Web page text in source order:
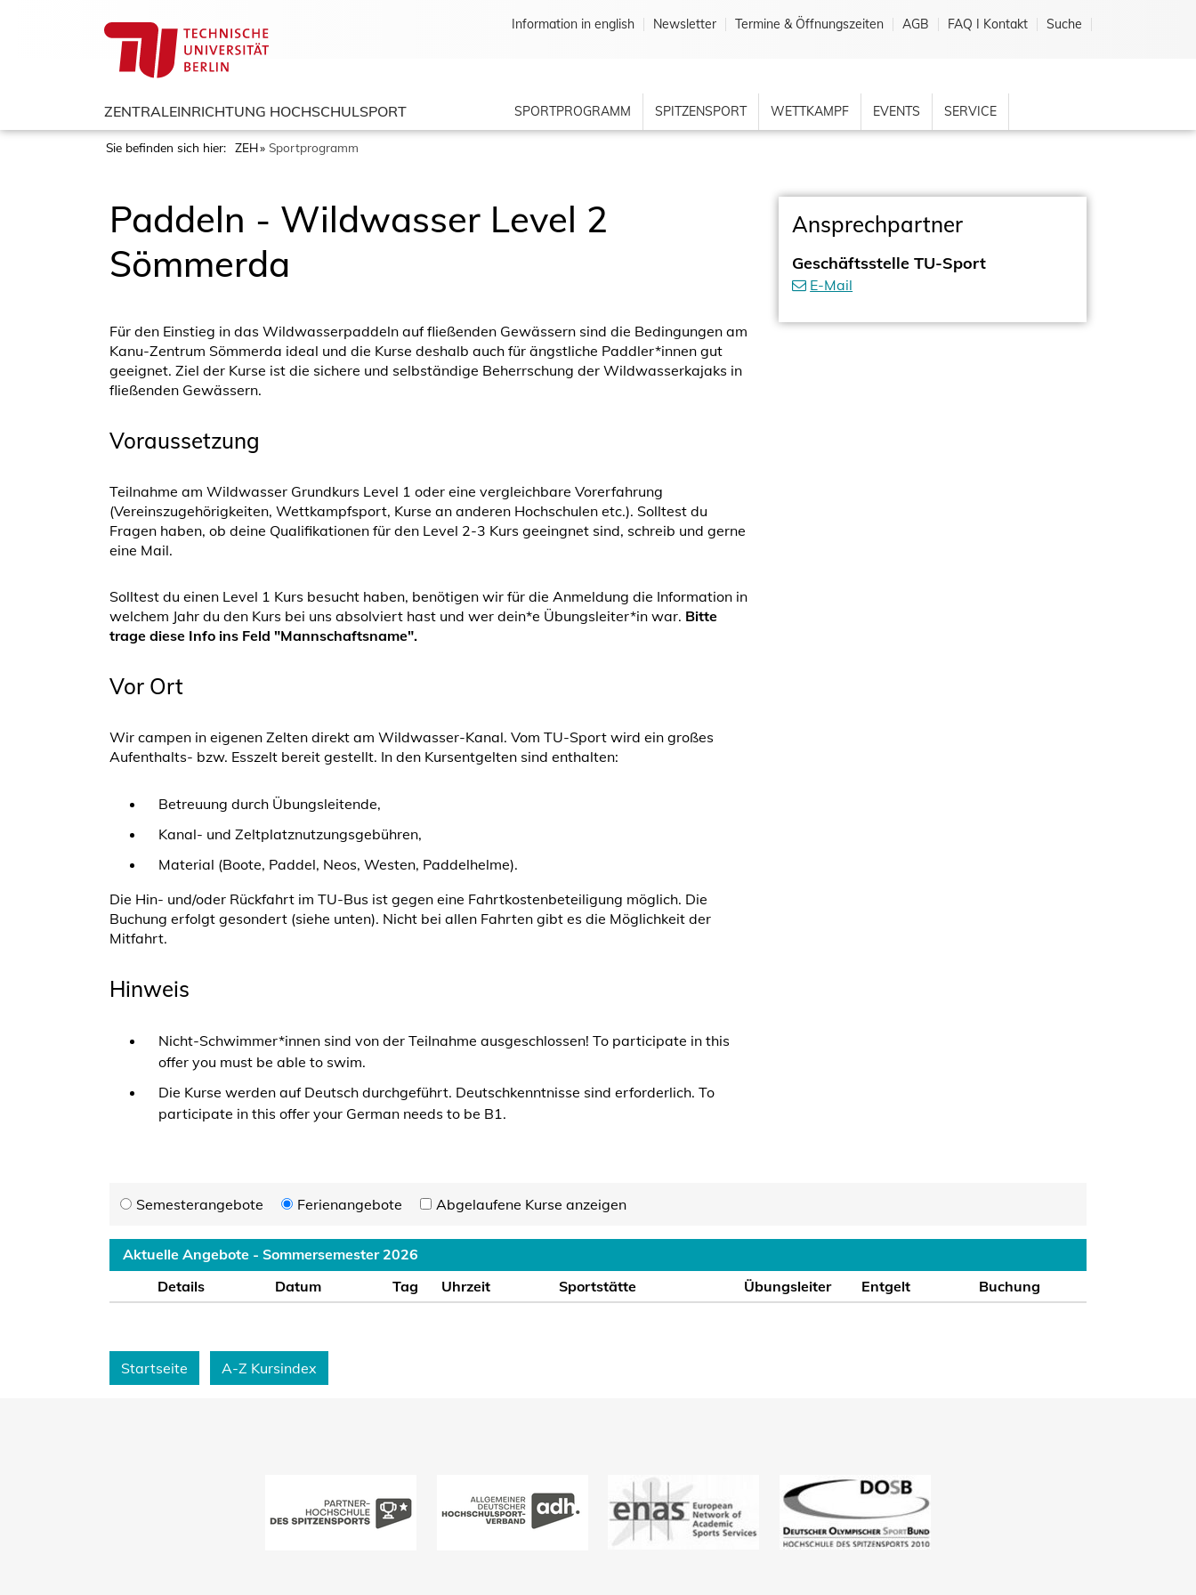
ZENTRALEINRICHTUNG HOCHSCHULSPORT
Information in english Newsletter Termine & Öffnungszeiten AGB FAQ I Kontakt Suche
SPORTPROGRAMM SPITZENSPORT WETTKAMPF EVENTS SERVICE
Sie befinden sich hier: ZEH Sportprogramm
Paddeln - Wildwasser Level 2
Sömmerda
Für den Einstieg in das Wildwasserpaddeln auf fließenden Gewässern sind die Bedingungen am
Kanu-Zentrum Sömmerda ideal und die Kurse deshalb auch für ängstliche Paddler*innen gut
geeignet. Ziel der Kurse ist die sichere und selbständige Beherrschung der Wildwasserkajaks in
fließenden Gewässern.
Voraussetzung
Teilnahme am Wildwasser Grundkurs Level 1 oder eine vergleichbare Vorerfahrung
(Vereinszugehörigkeiten, Wettkampfsport, Kurse an anderen Hochschulen etc.). Solltest du
Fragen haben, ob deine Qualifikationen für den Level 2-3 Kurs geeingnet sind, schreib und gerne
eine Mail.
Solltest du einen Level 1 Kurs besucht haben, benötigen wir für die Anmeldung die Information in
welchem Jahr du den Kurs bei uns absolviert hast und wer dein*e Übungsleiter*in war. Bitte
trage diese Info ins Feld "Mannschaftsname".
Vor Ort
Wir campen in eigenen Zelten direkt am Wildwasser-Kanal. Vom TU-Sport wird ein großes
Aufenthalts- bzw. Esszelt bereit gestellt. In den Kursentgelten sind enthalten:
Betreuung durch Übungsleitende,
Kanal- und Zeltplatznutzungsgebühren,
Material (Boote, Paddel, Neos, Westen, Paddelhelme).
Die Hin- und/oder Rückfahrt im TU-Bus ist gegen eine Fahrtkostenbeteiligung möglich. Die
Buchung erfolgt gesondert (siehe unten). Nicht bei allen Fahrten gibt es die Möglichkeit der
Mitfahrt.
Hinweis
Nicht-Schwimmer*innen sind von der Teilnahme ausgeschlossen! To participate in this
offer you must be able to swim.
Die Kurse werden auf Deutsch durchgeführt. Deutschkenntnisse sind erforderlich. To
participate in this offer your German needs to be B1.
Ansprechpartner
Geschäftsstelle TU-Sport
E-Mail
Semesterangebote Ferienangebote Abgelaufene Kurse anzeigen
Aktuelle Angebote - Sommersemester 2026
Details
Datum Tag Uhrzeit Sportstätte Übungsleiter Entgelt Buchung
Startseite A-Z Kursindex